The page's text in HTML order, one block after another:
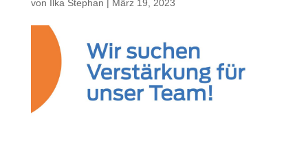
von Ilka Stephan | März 19, 2023